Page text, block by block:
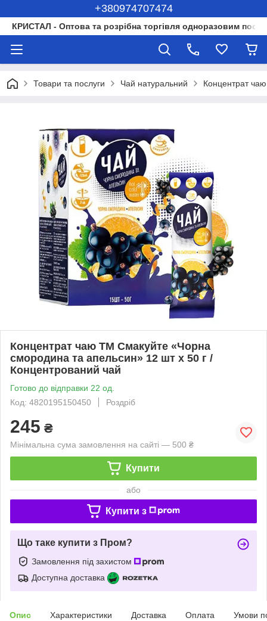
+380974707474
КРИСТАЛ - Оптова та розрібна торгівля одноразовим
Товари та послуги Чай натуральний Концентрат
Концентрат чаю ТМ Смакуйте «Чорна
смородина та апельсин» 12 шт х 50 г /
Концентрований чай
Готово до відправки 22 од.
Код: 4820195150450
Роздріб
245 ₴
Мінімальна сума замовлення на сайті — 500 ₴
Купити
або
Купити з
Що таке купити з Пром?
Замовлення під захистом
Доступна доставка
Опис Характеристики Доставка Оплата Умови